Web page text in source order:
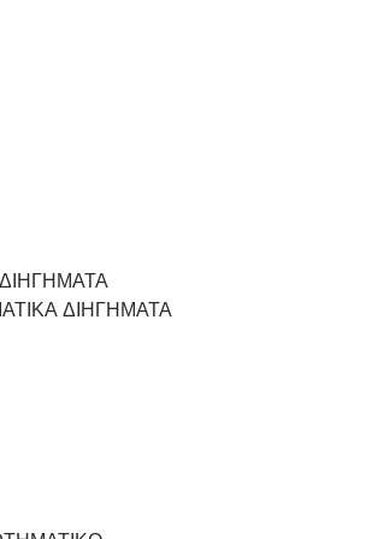
ΔΙΗΓΗΜΑΤΑ